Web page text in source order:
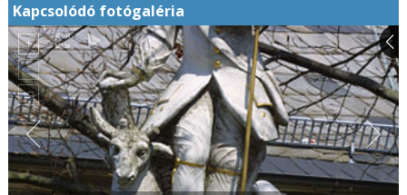
Kapcsolódó fotógaléria